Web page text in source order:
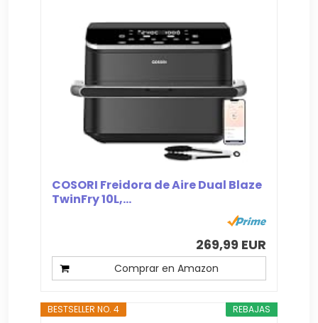
COSORI Freidora de Aire Dual Blaze
TwinFry 10L,...
269,99 EUR
Comprar en Amazon
REBAJAS
BESTSELLER NO. 4